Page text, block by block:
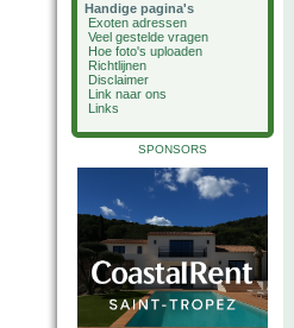
Handige pagina's
Exoten adressen
Veel gestelde vragen
Hoe foto's uploaden
Richtlijnen
Disclaimer
Link naar ons
Links
SPONSORS